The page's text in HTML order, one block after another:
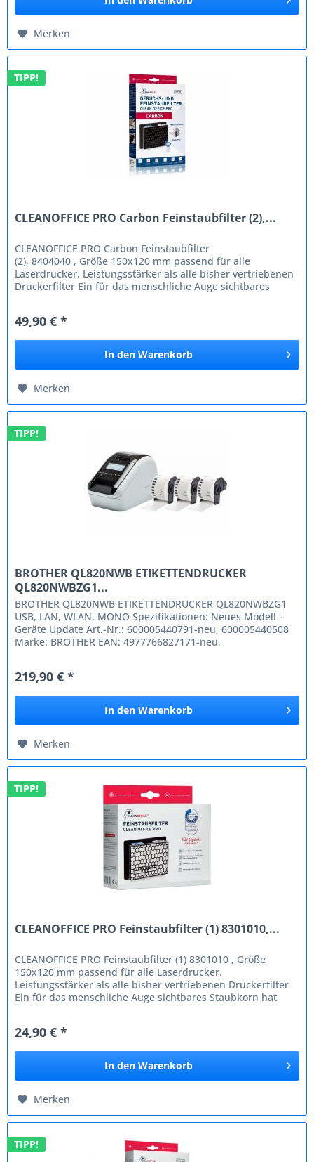
Merken
TIPP!
CLEANOFFICE PRO Carbon Feinstaubfilter (2),...
CLEANOFFICE PRO Carbon Feinstaubfilter
(2), 8404040 , Größe 150x120 mm passend für alle
Laserdrucker. Leistungsstärker als alle bisher vertriebenen
Druckerfilter Ein für das menschliche Auge sichtbares
49,90 € *
In den Warenkorb
Merken
TIPP!
BROTHER QL820NWB ETIKETTENDRUCKER
QL820NWBZG1...
BROTHER QL820NWB ETIKETTENDRUCKER QL820NWBZG1
USB, LAN, WLAN, MONO Spezifikationen: Neues Modell -
Geräte Update Art.-Nr.: 600005440791-neu, 600005440508
Marke: BROTHER EAN: 4977766827171-neu,
219,90 € *
In den Warenkorb
Merken
TIPP!
CLEANOFFICE PRO Feinstaubfilter (1) 8301010,...
CLEANOFFICE PRO Feinstaubfilter (1) 8301010 , Größe
150x120 mm passend für alle Laserdrucker.
Leistungsstärker als alle bisher vertriebenen Druckerfilter
Ein für das menschliche Auge sichtbares Staubkorn hat
24,90 € *
In den Warenkorb
Merken
TIPP!